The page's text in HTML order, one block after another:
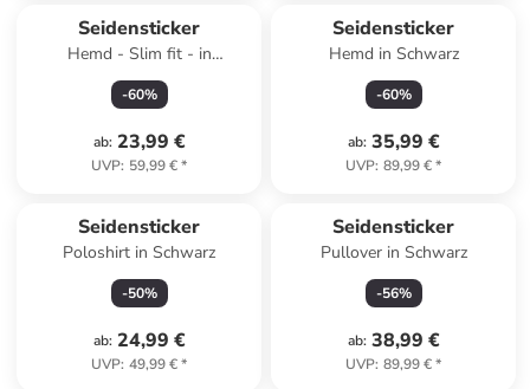
Seidensticker
Hemd - Slim fit - in
Dunkelblau
-60%
ab: 23,99 €
UVP: 59,99 €*
Seidensticker
Hemd in Schwarz
-60%
ab: 35,99 €
UVP: 89,99 €*
Seidensticker
Poloshirt in Schwarz
-50%
ab: 24,99 €
UVP: 49,99 €*
Seidensticker
Pullover in Schwarz
-56%
ab: 38,99 €
UVP: 89,99 €*